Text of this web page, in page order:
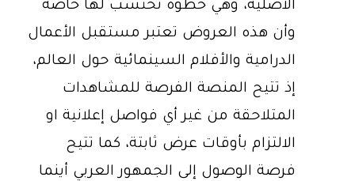
الأصليّة، وهي خطوة تُحتسب لها خاصة
وأن هذه العروض تعتبر مستقبل الأعمال
الدرامية والأفلام السينمائية حول العالم،
إذ تتيح المنصة الفرصة للمشاهدات
المتلاحقة من غير أي فواصل إعلانية او
الالتزام بأوقات عرض ثابتة، كما تتيح
فرصة الوصول إلى الجمهور العربي أينما